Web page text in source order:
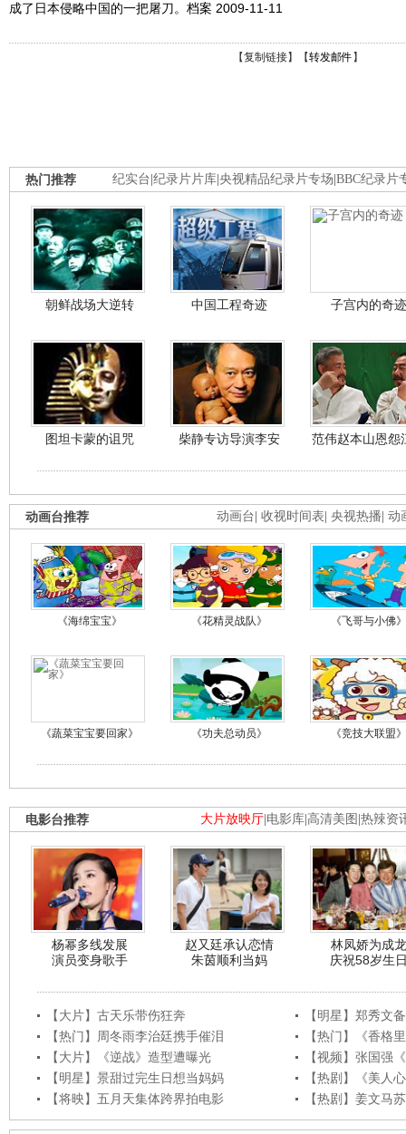
成了日本侵略中国的一把屠刀。档案 2009-11-11
【复制链接】【转发邮件 】
纪实台 纪录片片库 央视精品纪录片专场 BBC纪录片
热门推荐
朝鲜战场大逆转 中国工程奇迹 子宫内的奇迹
图坦卡蒙的诅咒 柴静专访导演李安 范伟赵本山恩怨
动画台 收视时间表 央视热播 动
动画台推荐
《海绵宝宝》 《花精灵战队》 《飞哥与小佛》
《蔬菜宝宝要回家》 《功夫总动员》 《竞技大联盟》
大片放映厅 电影库 高清美图 热辣资
电影台推荐
杨幂多线发展
演员变身歌手
赵又廷承认恋情
朱茵顺利当妈
林凤娇为成龙
庆祝58岁生
【大片】古天乐带伤狂奔
【明星】郑秀文
【热门】周冬雨李治廷携手催泪
【热门】《香格
【大片】《逆战》造型遭曝光
【视频】张国强
【明星】景甜过完生日想当妈妈
【热剧】《美人
【将映】五月天集体跨界拍电影
【热剧】姜文马